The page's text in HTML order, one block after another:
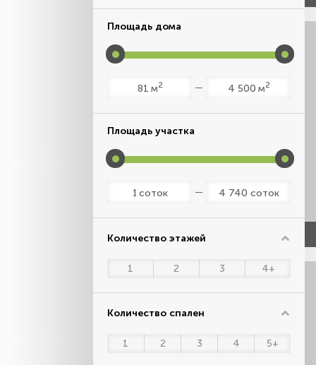
Площадь дома
м2 м2
Площадь участка
соток соток
Количество этажей
1 2 3 4+
Количество спален
1 2 3 4 5+